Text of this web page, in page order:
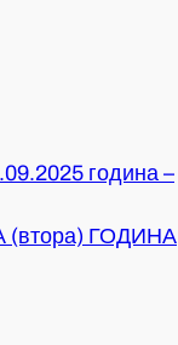
година –
ГОДИНА